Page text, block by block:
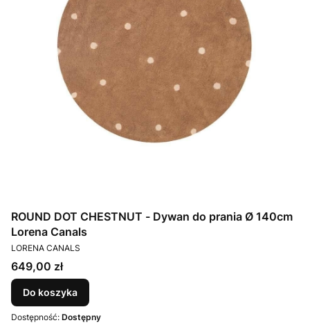
ROUND DOT CHESTNUT - Dywan do prania Ø 140cm
Lorena Canals
PRODUCENT
LORENA CANALS
Cena
649,00 zł
Do koszyka
Dostępność: Dostępny